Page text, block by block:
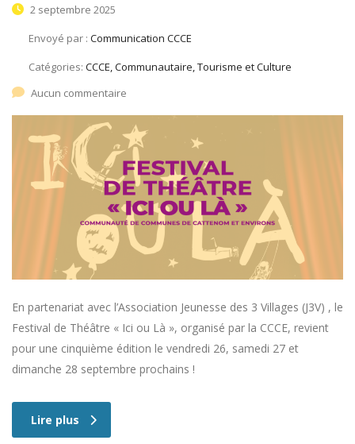
2 septembre 2025
Envoyé par : Communication CCCE
Catégories: CCCE, Communautaire, Tourisme et Culture
Aucun commentaire
En partenariat avec l’Association Jeunesse des 3 Villages (J3V) , le
Festival de Théâtre « Ici ou Là », organisé par la CCCE, revient
pour une cinquième édition le vendredi 26, samedi 27 et
dimanche 28 septembre prochains !
Lire plus